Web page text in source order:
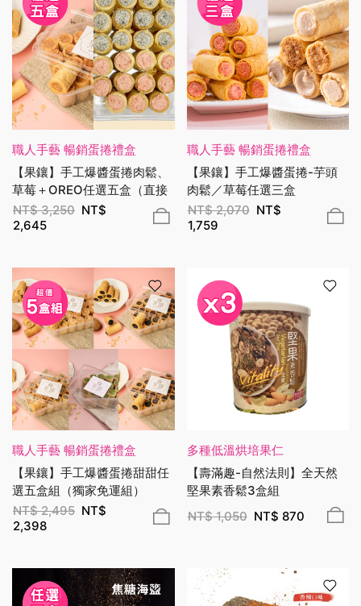
職人手藝 暢銷蛋捲禮盒
【果鑲】手工爆醬蛋捲肉鬆、
草莓＋OREO任選五盒（直接
免運）
NT$3,250 NT$
2,645
職人手藝 暢銷蛋捲禮盒
【果鑲】手工爆醬蛋捲-芋頭
肉鬆／草莓任選三盒
NT$2,070 NT$
1,759
職人手藝 暢銷蛋捲禮盒
【果鑲】手工爆醬蛋捲甜甜任
選五盒組（獨家免運組）
NT$2,495 NT$
2,398
多種低溫烘培果仁
【壽滿趣-自然法則】全天然
堅果素香鬆3盒組
NT$1,050 NT$ 870